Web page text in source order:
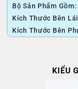
Bộ Sản Phẩm Gồm:
Kích Thước Bên
Kích Thước Bên
KIỂU